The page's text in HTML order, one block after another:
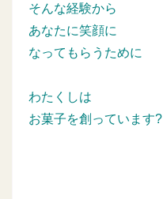
そんな経験から
あなたに笑顔に
なってもらうために
わたくしは
お菓子を創っています?